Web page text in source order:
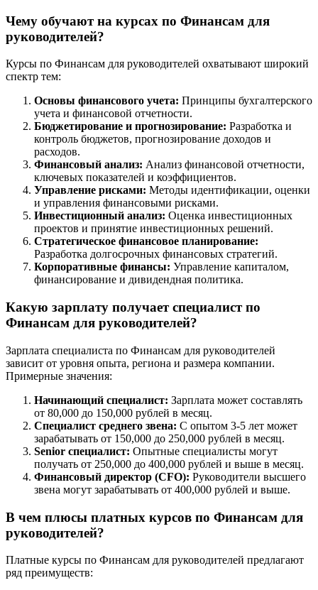
Чему обучают на курсах по Финансам для
руководителей?
Курсы по Финансам для руководителей охватывают широкий
спектр тем:
Основы финансового учета: Принципы бухгалтерского
учета и финансовой отчетности.
Бюджетирование и прогнозирование: Разработка и
контроль бюджетов, прогнозирование доходов и
расходов.
Финансовый анализ: Анализ финансовой отчетности,
ключевых показателей и коэффициентов.
Управление рисками: Методы идентификации, оценки
и управления финансовыми рисками.
Инвестиционный анализ: Оценка инвестиционных
проектов и принятие инвестиционных решений.
Стратегическое финансовое планирование:
Разработка долгосрочных финансовых стратегий.
Корпоративные финансы: Управление капиталом,
финансирование и дивидендная политика.
Какую зарплату получает специалист по
Финансам для руководителей?
Зарплата специалиста по Финансам для руководителей
зависит от уровня опыта, региона и размера компании.
Примерные значения:
Начинающий специалист: Зарплата может составлять
от 80,000 до 150,000 рублей в месяц.
Специалист среднего звена: С опытом 3-5 лет может
зарабатывать от 150,000 до 250,000 рублей в месяц.
Senior специалист: Опытные специалисты могут
получать от 250,000 до 400,000 рублей и выше в месяц.
Финансовый директор (CFO): Руководители высшего
звена могут зарабатывать от 400,000 рублей и выше.
В чем плюсы платных курсов по Финансам для
руководителей?
Платные курсы по Финансам для руководителей предлагают
ряд преимуществ: